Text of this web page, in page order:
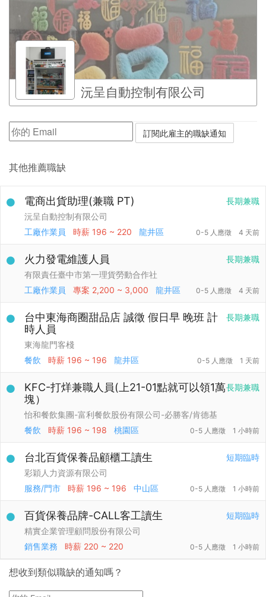
沅呈自動控制有限公司
其他推薦職缺
長期兼職
電商出貨助理(兼職 PT)
沅呈自動控制有限公司
工廠作業員
時薪 196 ~ 220 龍井區 0-5 人應徵 4 天前
長期兼職
火力發電維護人員
有限責任臺中市第一理貨勞動合作社
工廠作業員
專案 2,200 ~ 3,000 龍井區 0-5 人應徵 4 天前
長期兼職
台中東海商圈甜品店 誠徵 假日早 晚班 計
時人員
東海龍門客棧
餐飲
時薪 196 ~ 196 龍井區 0-5 人應徵 1 天前
長期兼職
KFC-打烊兼職人員(上21-01點就可以領1萬
塊）
怡和餐飲集團-富利餐飲股份有限公司-必勝客/肯德基
餐飲
時薪 196 ~ 198 桃園區 0-5 人應徵 1 小時前
短期臨時
台北百貨保養品顧櫃工讀生
彩穎人力資源有限公司
服務/門市
時薪 196 ~ 196 中山區 0-5 人應徵 1 小時前
短期臨時
百貨保養品牌-CALL客工讀生
精實企業管理顧問股份有限公司
銷售業務
時薪 220 ~ 220 0-5 人應徵 1 小時前
想收到類似職缺的通知嗎？